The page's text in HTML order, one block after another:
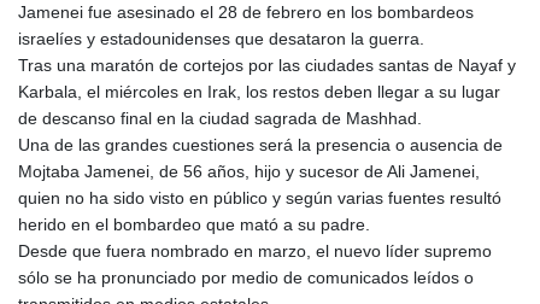
JMD 182.994762
JOD 0.819159
JPY 182.969975
KES 149.450928
KGS 101.03906
KHR 4680.351701
KMF 492.199617
KRW 1636.950761
KWD 0.356741
KYD 0.960262
KZT 540.040464
Jamenei fue asesinado el 28 de febrero en los bombardeos
israelíes y estadounidenses que desataron la guerra.
Tras una maratón de cortejos por las ciudades santas de Nayaf y
Karbala, el miércoles en Irak, los restos deben llegar a su lugar
de descanso final en la ciudad sagrada de Mashhad.
Una de las grandes cuestiones será la presencia o ausencia de
Mojtaba Jamenei, de 56 años, hijo y sucesor de Ali Jamenei,
quien no ha sido visto en público y según varias fuentes resultó
herido en el bombardeo que mató a su padre.
Desde que fuera nombrado en marzo, el nuevo líder supremo
sólo se ha pronunciado por medio de comunicados leídos o